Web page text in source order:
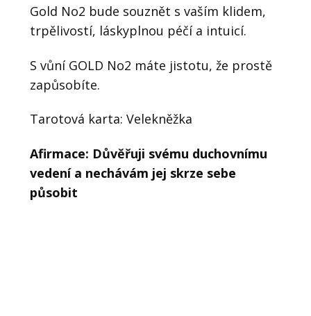
Gold No2 bude souznět s vaším klidem,
trpělivostí, láskyplnou péčí a intuicí.
S vůní GOLD No2 máte jistotu, že prostě
zapůsobíte.
Tarotová karta: Velekněžka
Afirmace: Důvěřuji svému duchovnímu
vedení a nechávám jej skrze sebe
působit